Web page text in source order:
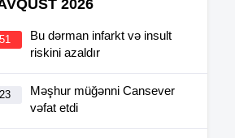
2026
Bu dərman infarkt və insult
riskini azaldır
Məşhur müğənni Cansever
vəfat etdi